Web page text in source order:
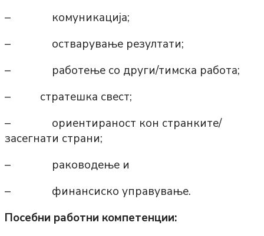
– комуникација;
– остварување резултати;
– работење со други/тимска работа;
– стратешка свест;
– ориентираност кон странките/
засегнати страни;
– раководење и
– финансиско управување.
Посебни работни компетенции: